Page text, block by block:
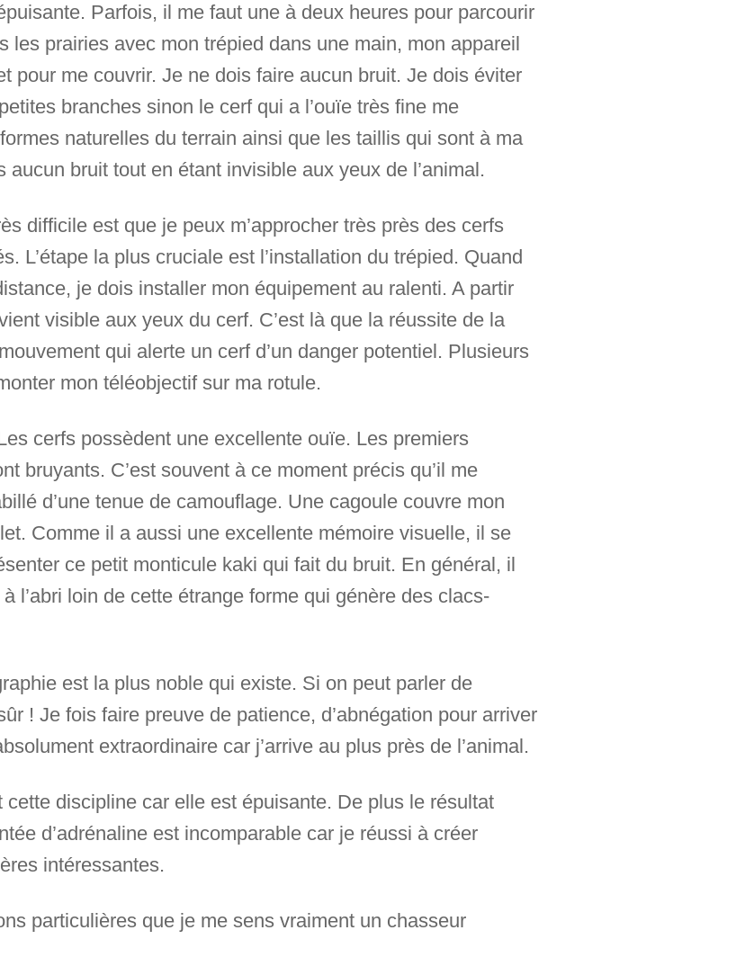
Parfois, il me faut une à deux heures pour parcourir
les prairies avec mon trépied dans une main, mon appareil
pour me couvrir. Je ne dois faire aucun bruit. Je dois éviter
branches sinon le cerf qui a l’ouïe très fine me
naturelles du terrain ainsi que les taillis qui sont à ma
bruit tout en étant invisible aux yeux de l’animal.
difficile est que je peux m’approcher très près des cerfs
L’étape la plus cruciale est l’installation du trépied. Quand
je dois installer mon équipement au ralenti. A partir
visible aux yeux du cerf. C’est là que la réussite de la
qui alerte un cerf d’un danger potentiel. Plusieurs
mon téléobjectif sur ma rotule.
cerfs possèdent une excellente ouïe. Les premiers
bruyants. C’est souvent à ce moment précis qu’il me
d’une tenue de camouflage. Une cagoule couvre mon
Comme il a aussi une excellente mémoire visuelle, il se
ce petit monticule kaki qui fait du bruit. En général, il
l’abri loin de cette étrange forme qui génère des clacs-
est la plus noble qui existe. Si on peut parler de
! Je fois faire preuve de patience, d’abnégation pour arriver
extraordinaire car j’arrive au plus près de l’animal.
discipline car elle est épuisante. De plus le résultat
d’adrénaline est incomparable car je réussi à créer
intéressantes.
particulières que je me sens vraiment un chasseur